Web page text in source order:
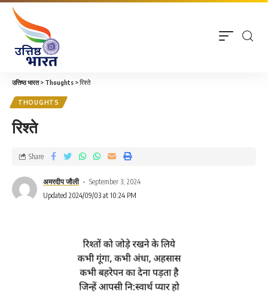
उत्तिष्ठ भारत> Thoughts >रिश्ते
THOUGHTS
रिश्ते
अमरदीप जौली
September 3, 2024
Updated 2024/09/03 at 10:24 PM
Share